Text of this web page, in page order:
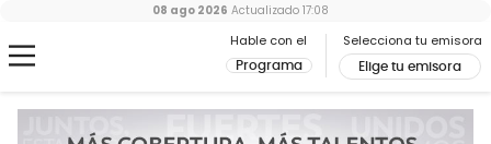
Hable con el
Programa
Selecciona tu emisora
Elige tu emisora
08 ago 2026 Actualizado 17:08